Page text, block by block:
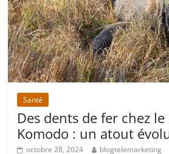
Santé
Des dents de fer chez
Komodo : un atout
octobre 28, 2024 blogtelemarketing